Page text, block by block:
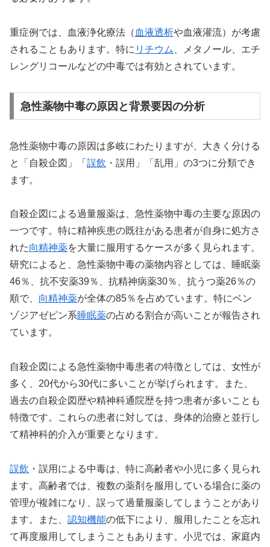
重症例では、血液浄化療法（ 血液透析や血液灌流）が考慮
されることもあります。特に リチウム
、メタノール、エチ
レングリコールなどの中毒では有効とされています。
急性薬物中毒の原因と背景要因の分析
急性薬物中毒の原因は多岐にわたりますが、大きく分ける
と「自殺企図」「 誤飲 ・誤用」「乱用」の3つに分類でき
ます。
自殺企図による過量服薬は、急性薬物中毒の主要な原因の
一つです。特に精神疾患の既往がある患者が自身に処方さ
れた向精神薬を大量に服用するケースが多く見られます。
研究によると、急性薬物中毒の薬物内容としては、睡眠薬
46％、抗不安薬39％、抗精神病薬30％、抗うつ薬26％の
順で、 向精神薬が全体の85％を占めています。特にベン
ゾジアゼピン系睡眠薬の占める割合が高いことが報告され
ています。
自殺企図による急性薬物中毒患者の特徴としては、女性が
多く、20代から30代に多いことが挙げられます。また、
過去の自殺企図歴や精神科通院歴を持つ患者が多いことも
特徴です。これらの患者に対しては、身体的治療と並行し
て精神科的介入が重要となります。
誤飲 ・誤用による中毒は、特に高齢者や小児に多く見られ
ます。高齢者では、複数の薬剤を服用している場合に薬の
管理が複雑になり、誤って過量服薬してしまうことがあり
ます。また、 認知機能の低下により、服用したことを忘れ
て再度服用してしまうこともあります。小児では、家庭内